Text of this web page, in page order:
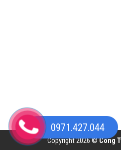
Copyright 2026 ©Công
0971.427.044